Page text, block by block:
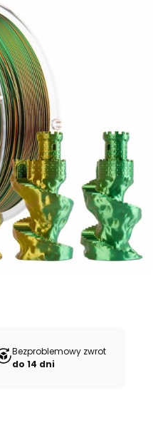
Bezproblemowy zwrot
do 14 dni